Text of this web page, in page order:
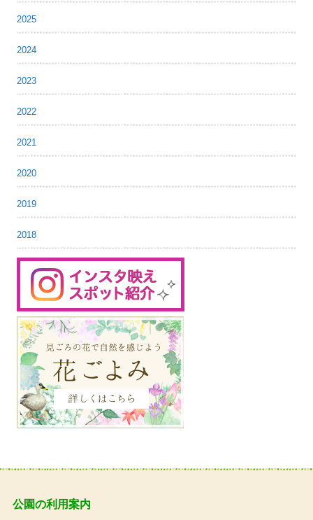
2025
2024
2023
2022
2021
2020
2019
2018
公園の利用案内